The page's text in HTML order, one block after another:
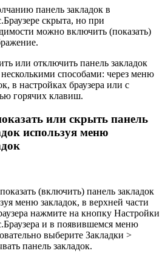
панель закладок в
скрыта, но при
можно включить (показать)
или отключить панель закладок
способами: через меню
в настройках браузера или с
горячих клавиш.
или скрыть панель
используя меню
(включить) панель закладок
меню закладок, в верхней части
нажмите на кнопку Настройки
и в появившемся меню
выберите Закладки >
панель закладок.